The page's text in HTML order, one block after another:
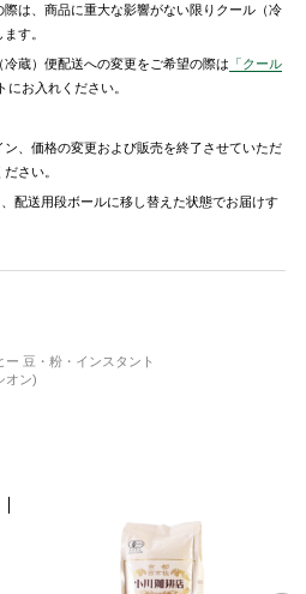
は、商品に重大な影響がない限りクール（冷
す。
蔵）便配送への変更をご希望の際は 「クール
にお入れください。
、価格の変更および販売を終了させていただ
さい。
配送用段ボールに移し替えた状態でお届けす
ー 豆・粉・インスタント
オン)